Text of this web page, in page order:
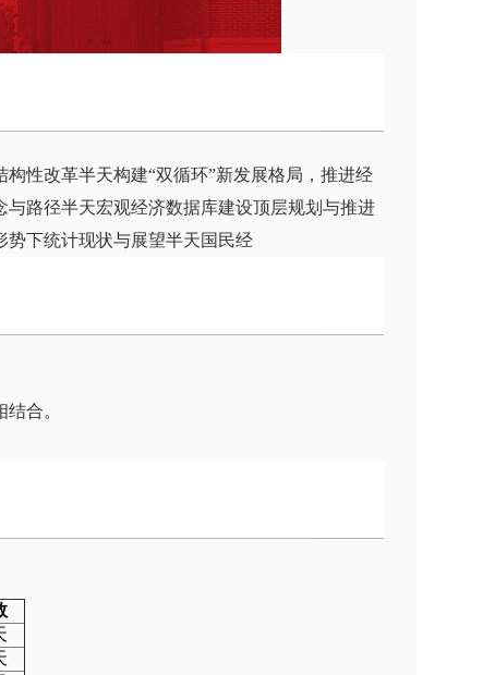
性改革半天构建“双循环”新发展格局，推进经
路径半天宏观经济数据库建设顶层规划与推进
势下统计现状与展望半天国民经
合。